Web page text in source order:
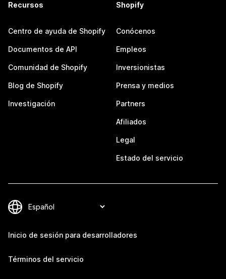
Recursos
Centro de ayuda de Shopify
Documentos de API
Comunidad de Shopify
Blog de Shopify
Investigación
Shopify
Conócenos
Empleos
Inversionistas
Prensa y medios
Partners
Afiliados
Legal
Estado del servicio
Inicio de sesión para desarrolladores
Términos del servicio